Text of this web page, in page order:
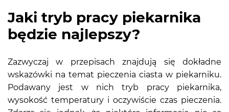
Jaki tryb pracy piekarnika
będzie najlepszy?
Zazwyczaj w przepisach znajdują się dokładne
wskazówki na temat pieczenia ciasta w piekarniku.
Podawany jest w nich tryb pracy piekarnika,
wysokość temperatury i oczywiście czas pieczenia.